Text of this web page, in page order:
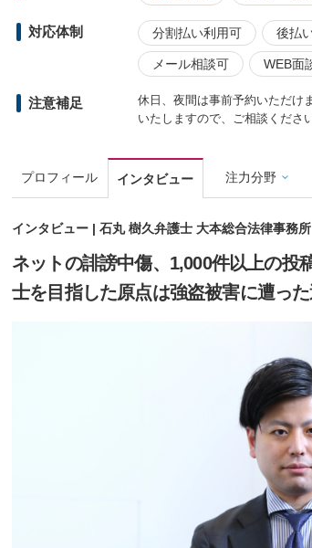
対応体制 分割払い利用可 後払
メール相談可 WEB面
注意補足
休日、夜間は事前予約いただけ
いたしますので、ご相談ください
プロフィール インタビュー 注力分野
インタビュー | 石丸 樹久弁護士 大本総合法律事務所
ネットの誹謗中傷、1,000件以上の投
士を目指した原点は強盗被害に遭った